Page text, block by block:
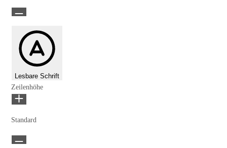
Lesbare Schrift
Zeilenhöhe
Standard